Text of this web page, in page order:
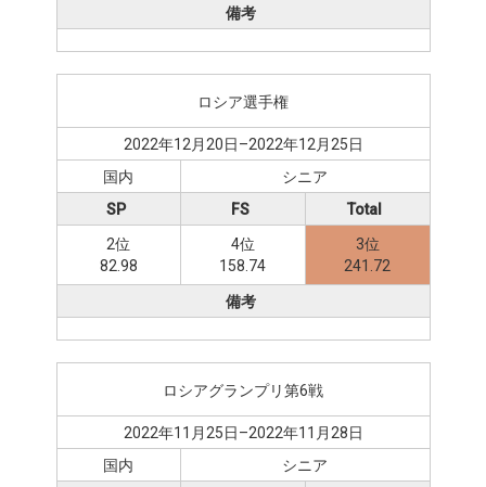
備考
ロシア選手権
2022年12月20日–2022年12月25日
国内
シニア
SP
2位
82.98
FS
4位
158.74
Total
3位
241.72
備考
ロシアグランプリ第6戦
2022年11月25日–2022年11月28日
国内
シニア